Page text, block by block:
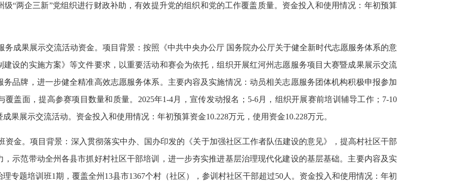
“两企三新”党组织进行财政补助，有效提升党的组织和党的工作覆盖质量。资金投入和使用情况：年初预算
务成果展示交流活动资金。项目背景：按照《中共中央办公厅 国务院办公厅关于健全新时代志愿服务体系的意
建设的实施方案》等文件要求，以重要活动和赛会为依托，组织开展红河州志愿服务项目大赛暨成果展示交流
品牌，进一步健全精准高效志愿服务体系。主要内容及实施情况：动员相关志愿服务团体机构积极申报参加
盖面，提高参赛项目数量和质量。2025年1-4月，宣传发动报名；5-6月，组织开展赛前培训辅导工作；7-10
果展示交流活动。资金投入和使用情况：年初预算资金10.228万元，使用资金10.228万元。
资金。项目背景：深入贯彻落实中办、国办印发的《关于加强社区工作者队伍建设的意见》， 提高村社区干部
示范带动全州各县市抓好村社区干部培训，进一步夯实推进基层治理现代化建设的基层基础。 主要内容及实
专题培训班1期，覆盖全州13县市1367个村（社区），参训村社区干部超过50人。资金投入和使用情况：年初